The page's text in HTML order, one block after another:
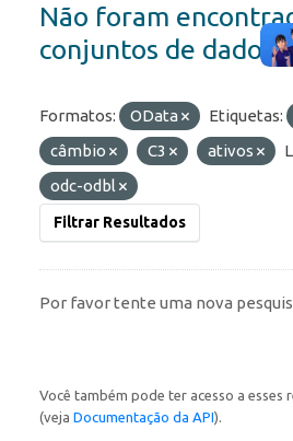
Não foram
conjuntos de dados
Formatos: OData Etiquetas:
câmbio
C3 ativos
odc-odbl
Filtrar Resultados
Por favor tente uma nova
Você também pode ter acesso a esses
(veja Documentação da API).